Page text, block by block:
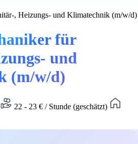
, Heizungs- und Klimatechnik (m/w/d)
für
und
(m/w/d)
22 - 23 € / Stunde (geschätzt)